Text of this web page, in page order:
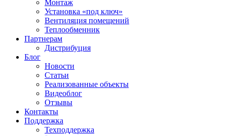
Монтаж
Установка «под ключ»
Вентиляция помещений
Теплообменник
Партнерам
Дистрибуция
Блог
Новости
Статьи
Реализованные объекты
Видеоблог
Отзывы
Контакты
Поддержка
Техподдержка